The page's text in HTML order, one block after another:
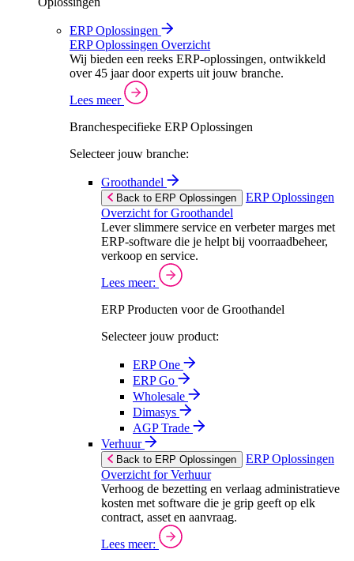
ERP Oplossingen
ERP Oplossingen Overzicht
Wij bieden een reeks ERP-oplossingen, ontwikkeld
over 45 jaar door experts uit jouw branche.
Lees meer
Branchespecifieke ERP Oplossingen
Selecteer jouw branche:
Groothandel
Back to ERP Oplossingen
ERP Oplossingen
Overzicht for Groothandel
Lever slimmere service en verbeter marges met
ERP-software die je helpt bij voorraadbeheer,
verkoop en service.
Lees meer:
ERP Producten voor de Groothandel
Selecteer jouw product:
ERP One
ERP Go
Wholesale
Dimasys
AGP Trade
Verhuur
Back to ERP Oplossingen
ERP Oplossingen
Overzicht for Verhuur
Verhoog de bezetting en verlaag administratieve
kosten met software die je grip geeft op elk
contract, asset en aanvraag.
Lees meer: